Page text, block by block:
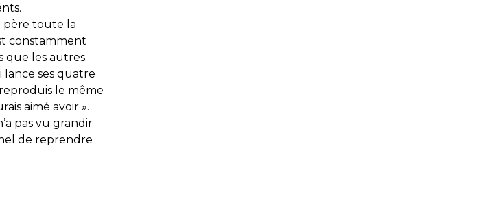
père toute la
constamment
que les autres.
lance ses quatre
reproduis le même
aimé avoir ».
pas vu grandir
de reprendre